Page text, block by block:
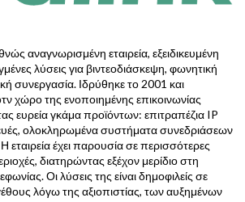
αναγνωρισμένη εταιρεία, εξειδικευμένη
λύσεις για βιντεοδιάσκεψη, φωνητική
συνεργασία. Ιδρύθηκε το 2001 και
χώρο της ενοποιημένης επικοινωνίας
ευρεία γκάμα προϊόντων: επιτραπέζια IP
ολοκληρωμένα συστήματα συνεδριάσεων
εταιρεία έχει παρουσία σε περισσότερες
διατηρώντας εξέχον μερίδιο στη
Οι λύσεις της είναι δημοφιλείς σε
λόγω της αξιοπιστίας, των αυξημένων